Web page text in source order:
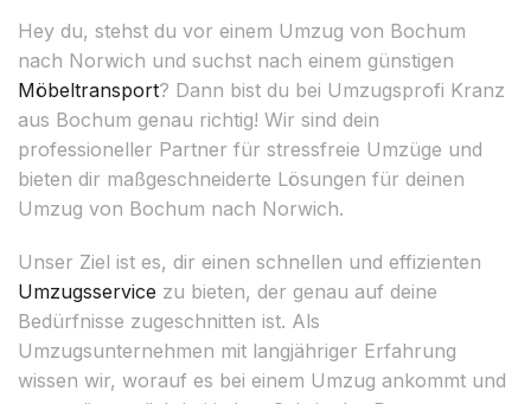
Hey du, stehst du vor einem Umzug von Bochum
nach Norwich und suchst nach einem günstigen
Möbeltransport? Dann bist du bei Umzugsprofi Kranz
aus Bochum genau richtig! Wir sind dein
professioneller Partner für stressfreie Umzüge und
bieten dir maßgeschneiderte Lösungen für deinen
Umzug von Bochum nach Norwich.
Unser Ziel ist es, dir einen schnellen und effizienten
Umzugsservice zu bieten, der genau auf deine
Bedürfnisse zugeschnitten ist. Als
Umzugsunternehmen mit langjähriger Erfahrung
wissen wir, worauf es bei einem Umzug ankommt und